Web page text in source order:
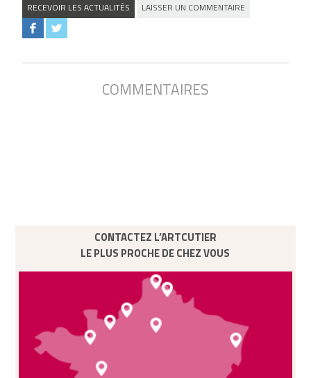
RECEVOIR LES ACTUALITÉS LAISSER UN COMMENTAIRE
COMMENTAIRES
CONTACTEZ L’ARTCUTIER
LE PLUS PROCHE DE CHEZ VOUS